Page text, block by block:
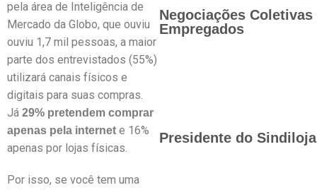
pela área de Inteligência de
Mercado da Globo, que ouviu
ouviu 1,7 mil pessoas, a maior
parte dos entrevistados (55%)
utilizará canais físicos e
digitais para suas compras.
Já 29% pretendem comprar
apenas pela internet e 16%
apenas por lojas físicas.
Por isso, se você tem uma
Negociações
Empregados
Presidente do